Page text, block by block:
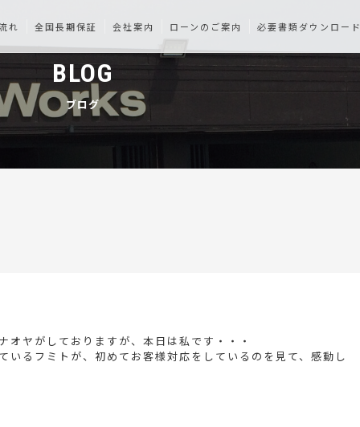
れ 全国長期保証 会社案内 ローンのご案内 必要書類ダウンロード
BLOG
ブログ
オヤがしておりますが、本日は私です・・・
いるフミトが、初めてお客様対応をしているのを見て、感動し